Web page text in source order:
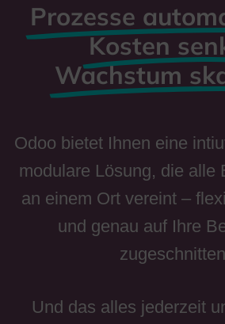
Prozesse
Kosten
Wachstum
Odoo bietet Ihnen eine
modulare Lösung, die alle
an einem Ort vereint –
und genau auf Ihre
Und das alles jederzeit